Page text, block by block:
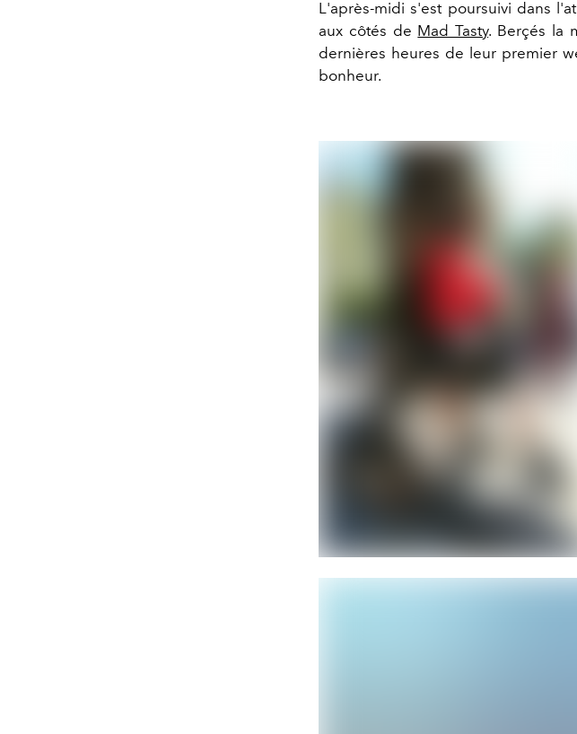
L'après-midi s'est poursuivi dans
aux côtés de Mad Tasty. Berçés la
dernières heures de leur premier
bonheur.